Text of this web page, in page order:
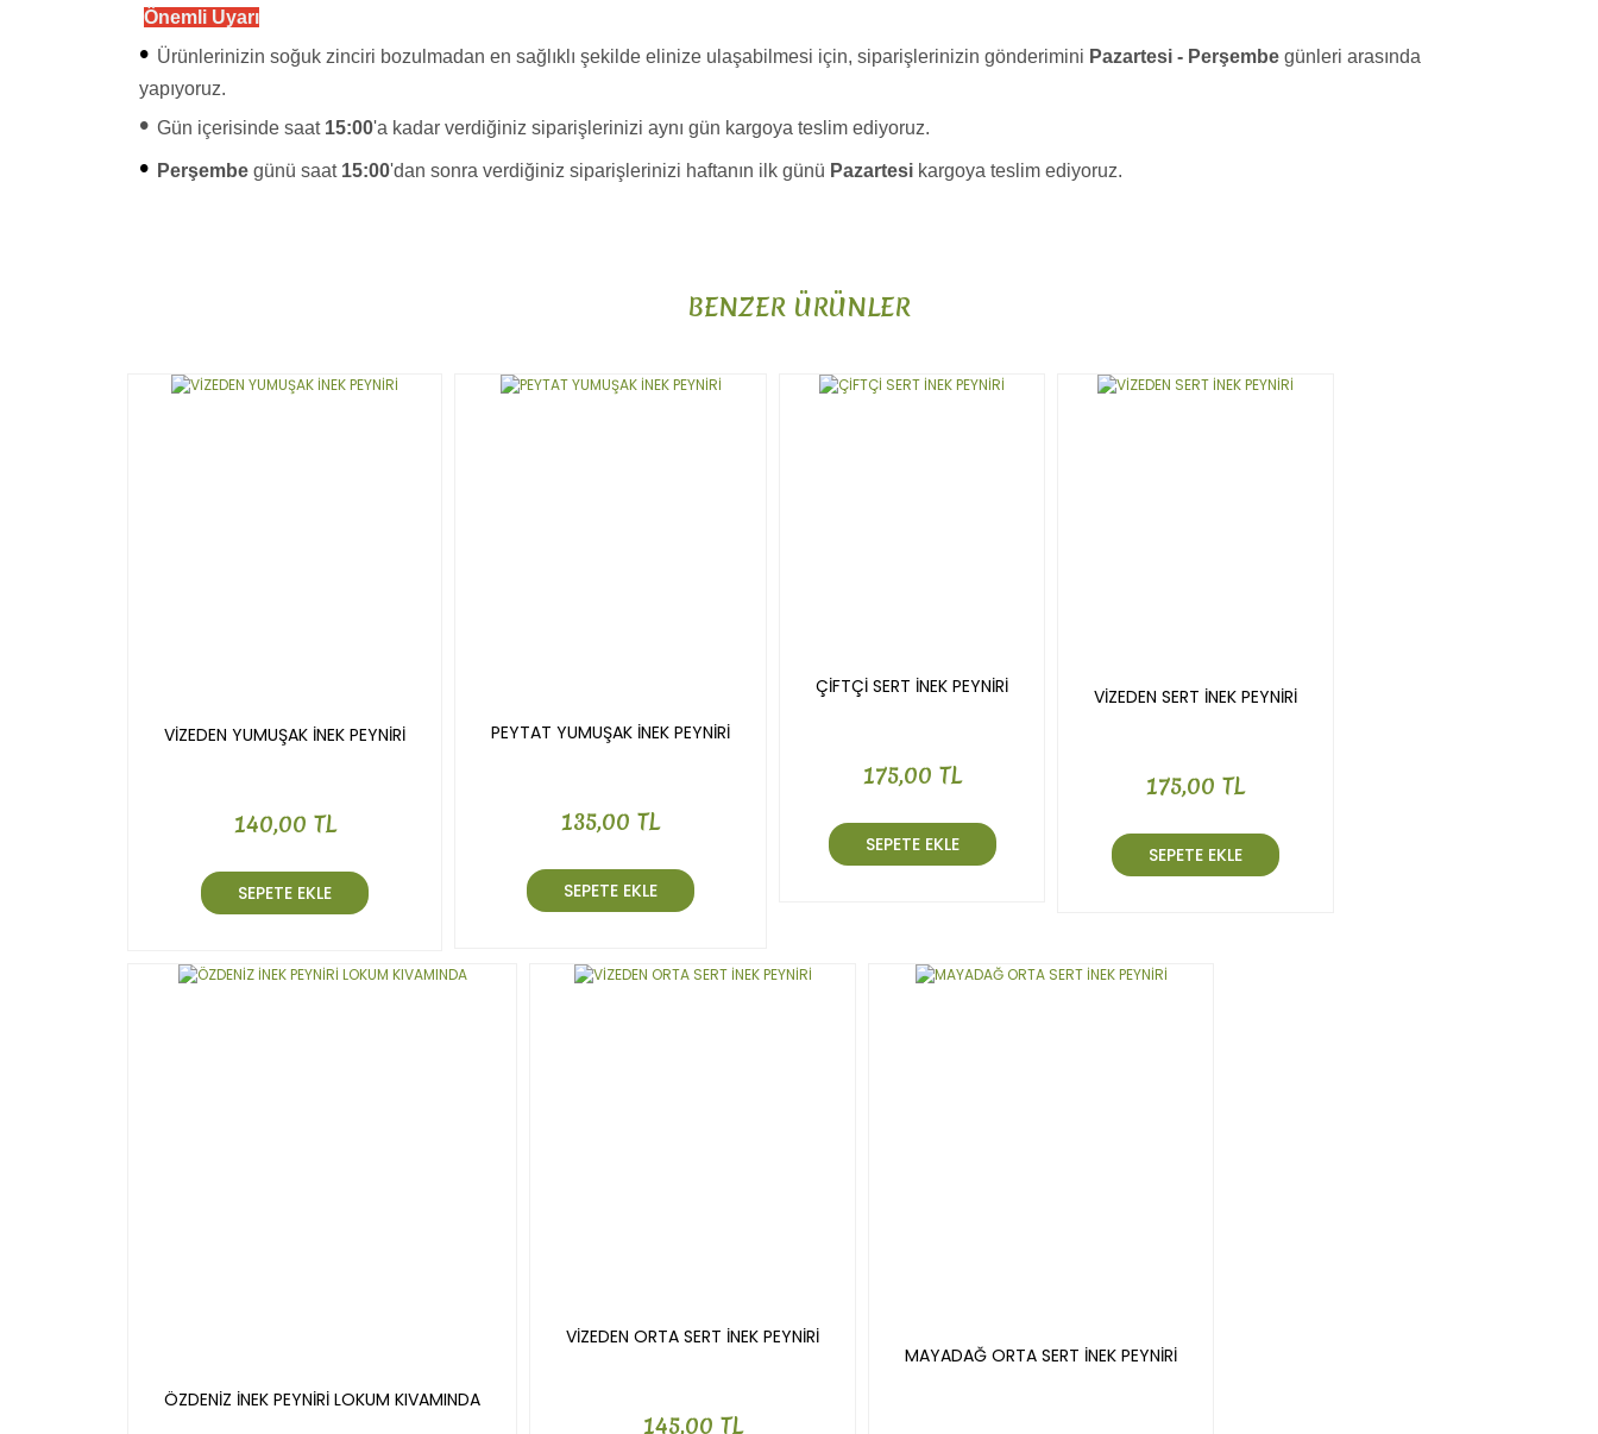
Önemli Uyarı
• Ürünlerinizin soğuk zinciri bozulmadan en sağlıklı şekilde elinize ulaşabilmesi için, siparişlerinizin gönderimini Pazartesi - Perşembe günleri arasında
yapıyoruz.
• Gün içerisinde saat 15:00'a kadar verdiğiniz siparişlerinizi aynı gün kargoya teslim ediyoruz.
• Perşembe günü saat15:00'dan sonra verdiğiniz siparişlerinizi haftanın ilk günü Pazartesi kargoya teslim ediyoruz.
Ürün bilgilerinde hatalar bulunuyor.
BENZER ÜRÜNLER
VİZEDEN YUMUŞAK İNEK PEYNİRİ
140,00 TL
SEPETE EKLE
PEYTAT YUMUŞAK İNEK PEYNİRİ
135,00 TL
SEPETE EKLE
ÇİFTÇİ SERT İNEK PEYNİRİ
175,00 TL
SEPETE EKLE
VİZEDEN SERT İNEK PEYNİRİ
175,00 TL
SEPETE EKLE
ÖZDENİZ İNEK PEYNİRİ LOKUM KIVAMINDA
VİZEDEN ORTA SERT İNEK PEYNİRİ
145,00 TL
MAYADAĞ ORTA SERT İNEK PEYNİRİ